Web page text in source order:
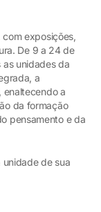
exposições,
De 9 a 24 de
unidades da
a
enaltecendo a
da formação
pensamento e da
unidade de sua